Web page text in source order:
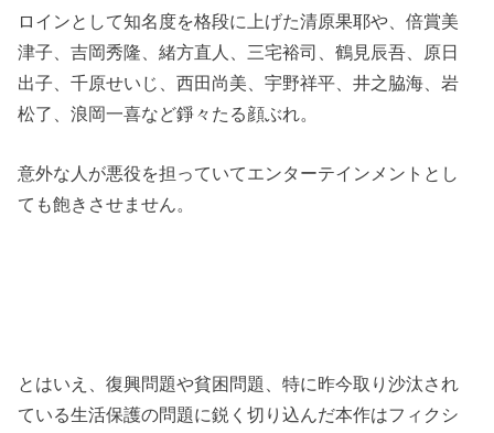
ロインとして知名度を格段に上げた清原果耶や、倍賞美
津子、吉岡秀隆、緒方直人、三宅裕司、鶴見辰吾、原日
出子、千原せいじ、西田尚美、宇野祥平、井之脇海、岩
松了、浪岡一喜など錚々たる顔ぶれ。
意外な人が悪役を担っていてエンターテインメントとし
ても飽きさせません。
とはいえ、復興問題や貧困問題、特に昨今取り沙汰され
ている生活保護の問題に鋭く切り込んだ本作はフィクシ